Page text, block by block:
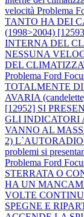
velocità Problema
TANTO HA DEI
(1998>2004)
INTERNA DEL
NESSUNA
DEL
Problema Ford
TOTALMENTE DI
AVARIA
[12952] SI
GLI INDICATORI
VANNO AL
2)
problemi si
Problema Ford
STERRATA O
HA UN
VOLTE
SPEGNE E